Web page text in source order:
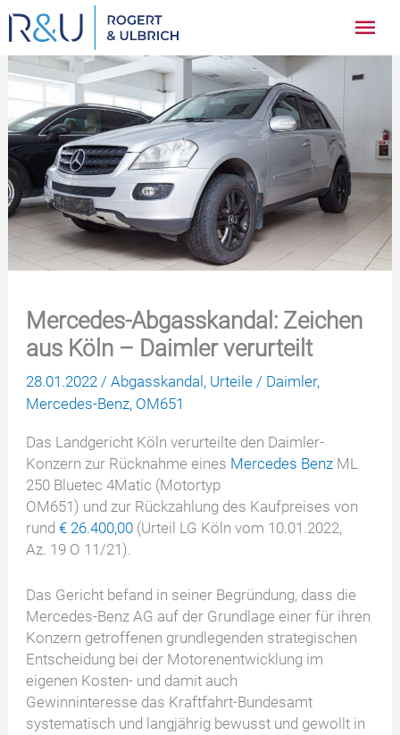
Zum
Inhalt
springen
Mercedes-Abgasskandal: Zeichen
aus Köln – Daimler verurteilt
28.01.2022/Abgasskandal , Urteile / Daimler,
Mercedes-Benz, OM651
Das Landgericht Köln verurteilte den Daimler-
Konzern zur Rücknahme eines Mercedes Benz ML
250 Bluetec 4Matic (Motortyp
OM651) und zur Rückzahlung des Kaufpreises von
rund€ 26.400,00 (Urteil LG Köln vom 10.01.2022,
Az. 19 O 11/21).
Das Gericht befand in seiner Begründung, dass die
Mercedes-Benz AG auf der Grundlage einer für ihren
Konzern getroffenen grundlegenden strategischen
Entscheidung bei der Motorenentwicklung im
eigenen Kosten- und damit auch
Gewinninteresse das Kraftfahrt-Bundesamt
systematisch und langjährig bewusst und gewollt in